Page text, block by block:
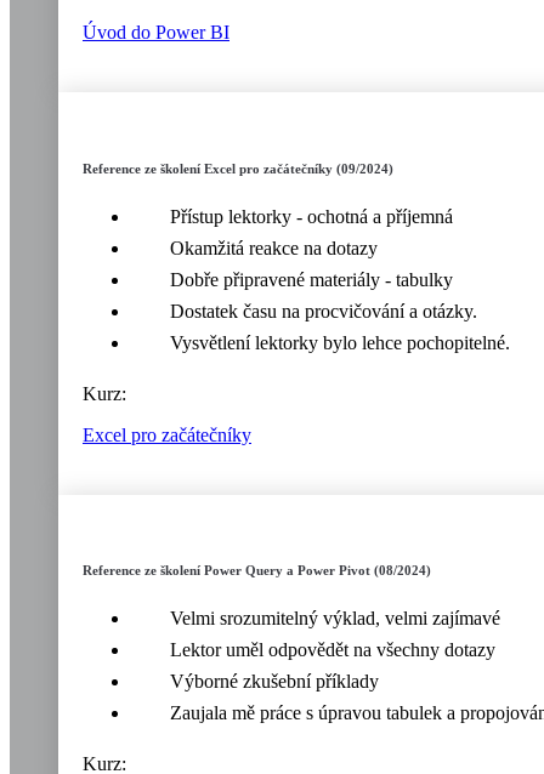
Úvod do Power BI
Reference ze školení Excel pro začátečníky (09/2024)
Přístup lektorky - ochotná a příjemná
Okamžitá reakce na dotazy
Dobře připravené materiály - tabulky
Dostatek času na procvičování a otázky.
Vysvětlení lektorky bylo lehce pochopitelné.
Kurz:
Excel pro začátečníky
Reference ze školení Power Query a Power Pivot (08/2024)
Velmi srozumitelný výklad, velmi zajímavé
Lektor uměl odpovědět na všechny dotazy
Výborné zkušební příklady
Zaujala mě práce s úpravou tabulek a
Kurz: